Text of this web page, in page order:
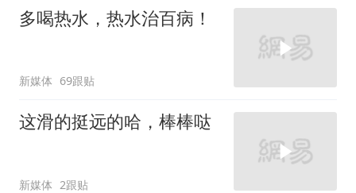
多喝热水，热水治百病！
新媒体 69跟贴
这滑的挺远的哈，棒棒哒
新媒体 2跟贴